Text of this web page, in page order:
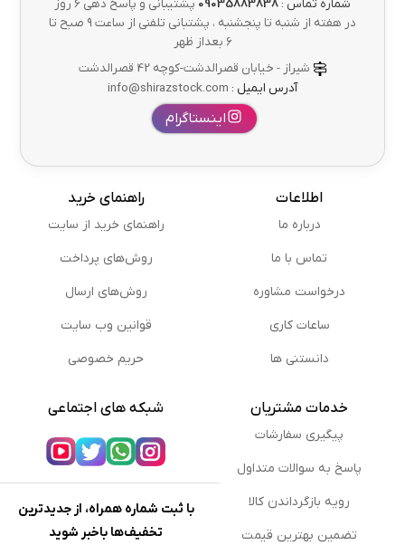
شماره تماس : 09035883838
پشتیبانی و پاسخ دهی 6 روز
در هفته از شنبه تا پنجشنبه ، پشتبانی تلفنی از ساعت ۹ صبح تا
۶ بعداز ظهر
شیراز - خیابان قصرالدشت-کوچه 42 قصرالدشت
آدرس ایمیل :
اینستاگرام
اطلاعات
درباره ما
تماس با ما
درخواست مشاوره
ساعات کاری
دانستنی ها
راهنمای خرید
راهنمای خرید از سایت
روش‌های پرداخت
روش‌های ارسال
قوانین وب سایت
حریم خصوصی
خدمات مشتریان
پیگیری سفارشات
پاسخ به سوالات متداول
رویه بازگرداندن کالا
تضمین بهترین قیمت
شبکه های اجتماعی
با ثبت شماره همراه، از جدیدترین
تخفیف‌ها باخبر شوید